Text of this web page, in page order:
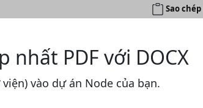
Sao
nhất PDF với DOCX
vào dự án Node của bạn.